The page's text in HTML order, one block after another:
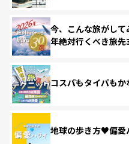
今、こんな旅がし
年絶対行くべき旅先
コスパもタイパも
地球の歩き方♥偏愛